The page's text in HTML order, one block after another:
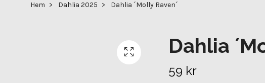
Hem Dahlia 2025 Dahlia ´Molly Raven´
Dahlia
59 kr